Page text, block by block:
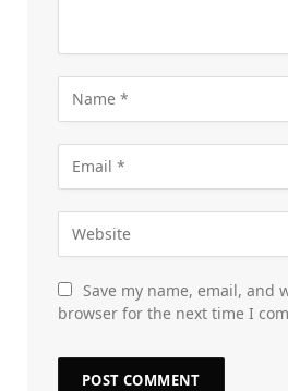
Save my name, email, and
browser for the next time I